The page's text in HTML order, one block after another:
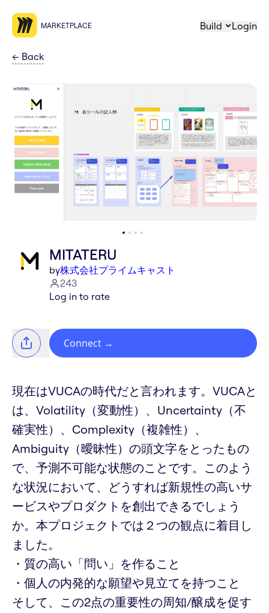
MARKETPLACE Build Login
← Back
MITATERU
by株式会社プライムキャスト
243
Log in to rate
Connect →
現在はVUCAの時代だと言われます。VUCAと
は、Volatility（変動性）、Uncertainty（不
確実性）、Complexity（複雑性）、
Ambiguity（曖昧性）の頭文字をとったもの
で、予測不可能な状態のことです。このよう
な状況において、どうすれば新規性の高いサ
ービスやプロダクトを創出できるでしょう
か。本プロジェクトでは２つの観点に着目し
ました。
・質の高い「問い」を作ること
・個人の内発的な願望や見立てを持つこと
そして、この2点の重要性の周知/醸成を促す